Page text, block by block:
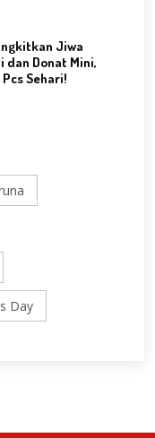
Jiwa
dan Donat Mini,
Sehari!
Day